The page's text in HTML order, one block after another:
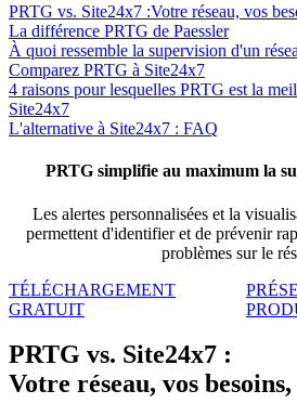
PRTG vs. Site24x7 :Votre réseau, vos
La différence PRTG de Paessler
À quoi ressemble la supervision d'un
Comparez PRTG à Site24x7
4 raisons pour lesquelles PRTG est la
Site24x7
L'alternative à Site24x7 : FAQ
PRTG simplifie au maximum la
Les alertes personnalisées et la
permettent d'identifier et de prévenir
problèmes sur le
TÉLÉCHARGEMENT
GRATUIT
PRTG vs. Site24x7 :
Votre réseau, vos